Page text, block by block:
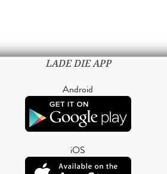
LADE DIE APP
Android
iOS